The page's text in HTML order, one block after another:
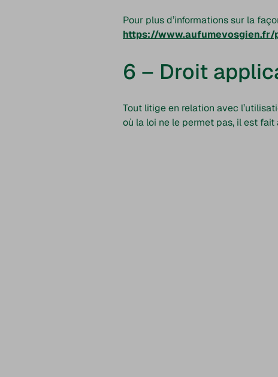
Pour plus d’informations sur la
https://
6 – Droit
Tout litige en relation avec
où la loi ne le permet pas, il est